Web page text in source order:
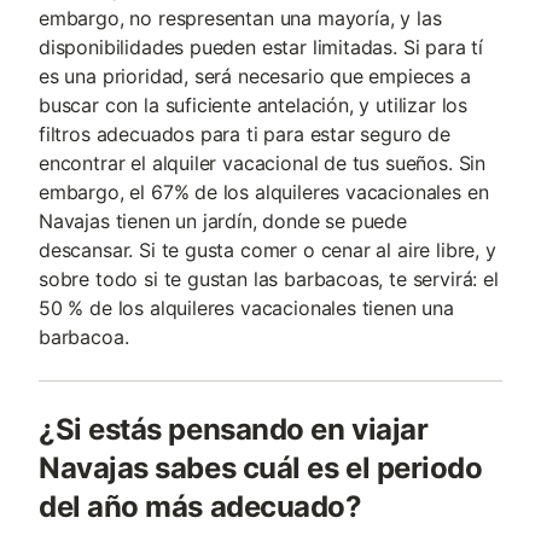
embargo, no respresentan una mayoría, y las
disponibilidades pueden estar limitadas. Si para tí
es una prioridad, será necesario que empieces a
buscar con la suficiente antelación, y utilizar los
filtros adecuados para ti para estar seguro de
encontrar el alquiler vacacional de tus sueños. Sin
embargo, el 67% de los alquileres vacacionales en
Navajas tienen un jardín, donde se puede
descansar. Si te gusta comer o cenar al aire libre, y
sobre todo si te gustan las barbacoas, te servirá: el
50 % de los alquileres vacacionales tienen una
barbacoa.
¿Si estás pensando en viajar
Navajas sabes cuál es el periodo
del año más adecuado?